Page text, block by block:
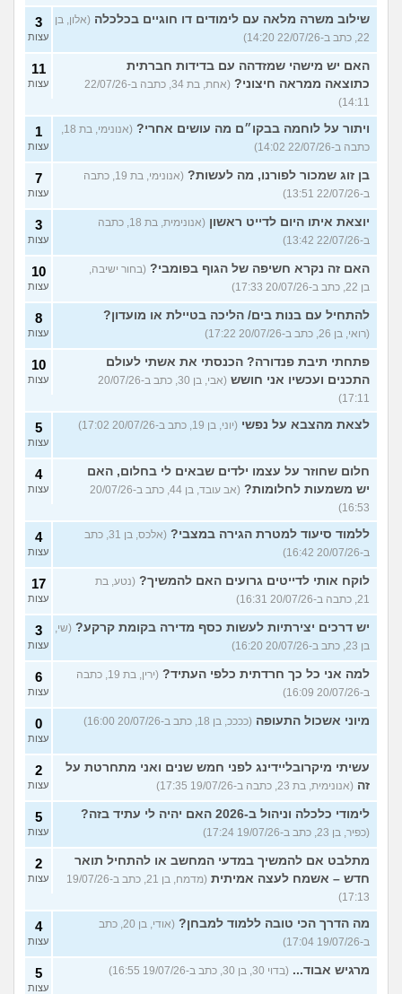
שילוב משרה מלאה עם לימודים דו חוגיים בכלכלה (אלון, בן
22, כתב ב-22/07/26 14:20)
3
עצות
האם יש מישהי שמזדהה עם בדידות חברתית
כתוצאה ממראה חיצוני?
(אחת, בת 34, כתבה ב-22/07/26
14:11)
11
עצות
ויתור על לוחמה בבקו״ם מה עושים אחרי?
כתבה ב-22/07/26 14:02)
1
עצות
בן זוג שמכור לפורנו, מה לעשות?
(אנונימי, בת 19, כתבה
ב-22/07/26 13:51)
7
עצות
יוצאת איתו היום לדייט ראשון
(אנונימית, בת 18, כתבה
ב-22/07/26 13:42)
3
עצות
האם זה נקרא חשיפה של הגוף בפומבי? (בחור ישיבה,
בן 22, כתב ב-20/07/26 17:33)
10
עצות
להתחיל עם בנות בים/ הליכה בטיילת או מועדון?
(רואי, בן 26, כתב ב-20/07/26 17:22)
8
עצות
פתחתי תיבת פנדורה? הכנסתי את אשתי לעולם
התכנים ועכשיו אני חושש
(אבי, בן 30, כתב ב-20/07/26
17:11)
10
עצות
לצאת מהצבא על נפשי (יוני, בן 19, כתב ב-20/07/26 17:02) 5
עצות
חלום שחוזר על עצמו ילדים שבאים לי בחלום, האם
יש משמעות לחלומות?
(אב עובד, בן 44, כתב ב-20/07/26
16:53)
4
עצות
ללמוד סיעוד למטרת הגירה במצבי?
(אלכס, בן 31, כתב
ב-20/07/26 16:42)
4
עצות
לוקח אותי לדייטים גרועים האם להמשיך? (נטע, בת
21, כתבה ב-20/07/26 16:31)
17
עצות
יש דרכים יצירתיות לעשות כסף מדירה בקומת קרקע? (שי,
בן 23, כתב ב-20/07/26 16:20)
3
עצות
למה אני כל כך חרדתית כלפי העתיד?
(ירין, בת 19, כתבה
ב-20/07/26 16:09)
6
עצות
מיוני אשכול התעופה (ככככ, בן 18, כתב ב-20/07/26 16:00) 0
עצות
עשיתי מיקרובליידינג לפני חמש שנים ואני מתחרטת על
זה (אנונימית, בת 23, כתבה ב-19/07/26 17:35)
2
עצות
לימודי כלכלה וניהול ב-2026 האם יהיה לי עתיד בזה?
(כפיר, בן 23, כתב ב-19/07/26 17:24)
5
עצות
מתלבט אם להמשיך במדעי המחשב או להתחיל תואר
חדש – אשמח לעצה אמיתית
(מדמח, בן 21, כתב ב-19/07/26
17:13)
2
עצות
מה הדרך הכי טובה ללמוד למבחן?
(אודי, בן 20, כתב
ב-19/07/26 17:04)
4
עצות
מרגיש אבוד... (בדוי 30, בן 30, כתב ב-19/07/26 16:55) 5
עצות